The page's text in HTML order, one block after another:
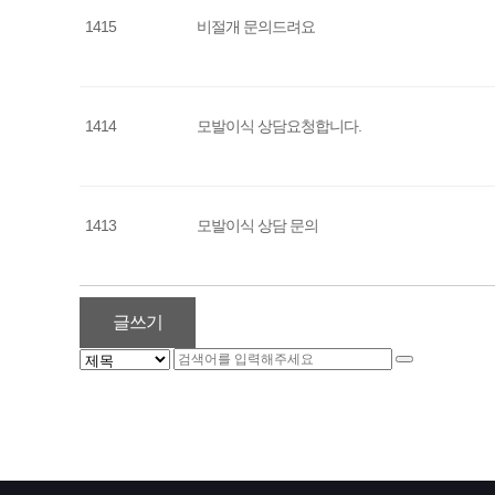
1415 비절개 문의드려요
1414 모발이식 상담요청합니다.
1413 모발이식 상담 문의
글쓰기